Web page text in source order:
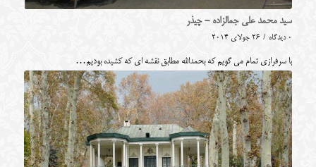
سید محمد علی جمالزاده - چیذر
0 دیدگاه / 26 جولای 2014
با سرفرازی تمام می گویم که بحمدالله مطابق نقشه ای که کشیده بودیم…